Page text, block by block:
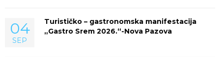
04
SEP
Turističko – gastronomska manifestacija
„Gastro Srem 2026.“-Nova Pazova